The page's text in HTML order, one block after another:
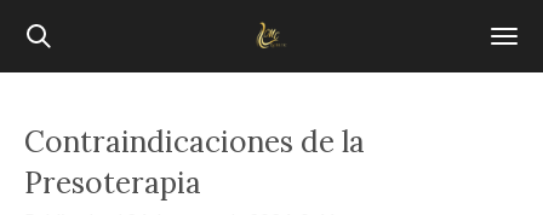
Contraindicaciones de la
Presoterapia